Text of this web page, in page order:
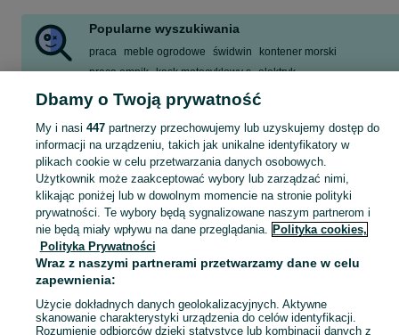
Popularne wyszukiwania
praca meble ogrodowe świdwin
kontener morski
praca empik kask motocyklowy s elektryk
mieszkanie do wynajęcia
Zobacz Więcej
Skorzystaj z największego serwisu ogłoszeniowego - Świdwin i okolice! Kupuj to, czego pragniesz i sprzedawaj to, czego już nie potrzebujesz!
Mapa kategorii
Mapa miejscowości
Mapa ministron
Popularne wyszukiwania
Dbamy o Twoją prywatność
My i nasi 447partnerzy przechowujemy lub uzyskujemy dostęp do
informacji na urządzeniu, takich jak unikalne identyfikatory w
plikach cookie w celu przetwarzania danych osobowych.
Użytkownik może zaakceptować wybory lub zarządzać nimi,
klikając poniżej lub w dowolnym momencie na stronie polityki
prywatności. Te wybory będą sygnalizowane naszym partnerom i
nie będą miały wpływu na dane przeglądania. Polityka cookies,
Polityka Prywatności
Wraz z naszymi partnerami przetwarzamy dane w celu
zapewnienia:
Użycie dokładnych danych geolokalizacyjnych. Aktywne
skanowanie charakterystyki urządzenia do celów identyfikacji.
Rozumienie odbiorców dzięki statystyce lub kombinacji danych z